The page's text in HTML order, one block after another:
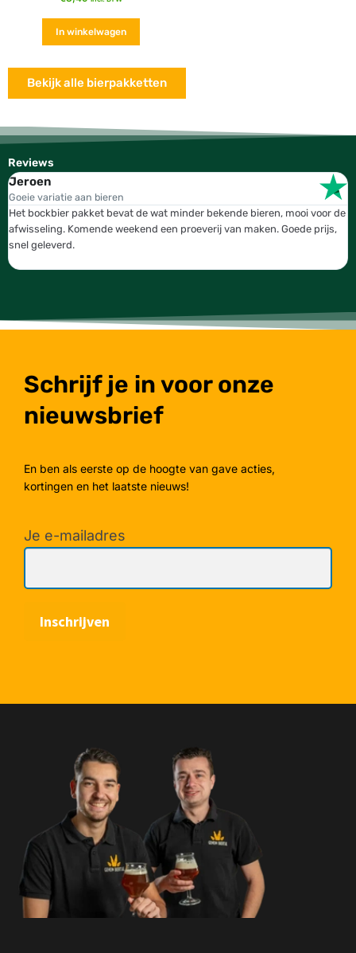
In winkelwagen
Bekijk alle bierpakketten
Reviews
Jeroen
Goeie variatie aan bieren
Het bockbier pakket bevat de wat minder bekende bieren, mooi voor de
afwisseling. Komende weekend een proeverij van maken. Goede prijs,
snel geleverd.
Schrijf je in voor onze
nieuwsbrief
En ben als eerste op de hoogte van gave acties,
kortingen en het laatste nieuws!
Je e-mailadres